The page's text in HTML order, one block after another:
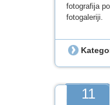
fotografija
fotogaleriji.
11